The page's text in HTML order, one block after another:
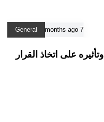
7 months ago
General
على اتخاذ القرار